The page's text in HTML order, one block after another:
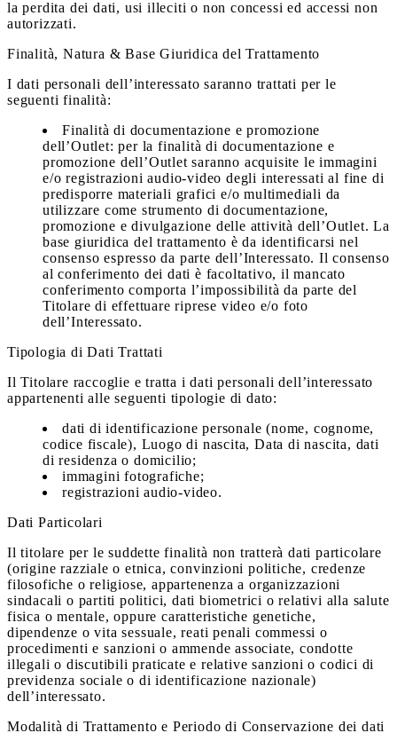
la perdita dei dati, usi illeciti o non concessi ed accessi non
autorizzati.
Finalità, Natura & Base Giuridica del Trattamento
I dati personali dell’interessato saranno trattati per le
seguenti finalità:
Finalità di documentazione e promozione
dell’Outlet: per la finalità di documentazione e
promozione dell’Outlet saranno acquisite le immagini
e/o registrazioni audio-video degli interessati al fine di
predisporre materiali grafici e/o multimediali da
utilizzare come strumento di documentazione,
promozione e divulgazione delle attività dell’Outlet. La
base giuridica del trattamento è da identificarsi nel
consenso espresso da parte dell’Interessato. Il consenso
al conferimento dei dati è facoltativo, il mancato
conferimento comporta l’impossibilità da parte del
Titolare di effettuare riprese video e/o foto
dell’Interessato.
Tipologia di Dati Trattati
Il Titolare raccoglie e tratta i dati personali dell’interessato
appartenenti alle seguenti tipologie di dato:
dati di identificazione personale (nome, cognome,
codice fiscale), Luogo di nascita, Data di nascita, dati
di residenza o domicilio;
immagini fotografiche;
registrazioni audio-video.
Dati Particolari
Il titolare per le suddette finalità non tratterà dati particolare
(origine razziale o etnica, convinzioni politiche, credenze
filosofiche o religiose, appartenenza a organizzazioni
sindacali o partiti politici, dati biometrici o relativi alla salute
fisica o mentale, oppure caratteristiche genetiche,
dipendenze o vita sessuale, reati penali commessi o
procedimenti e sanzioni o ammende associate, condotte
illegali o discutibili praticate e relative sanzioni o codici di
previdenza sociale o di identificazione nazionale)
dell’interessato.
Modalità di Trattamento e Periodo di Conservazione dei dati